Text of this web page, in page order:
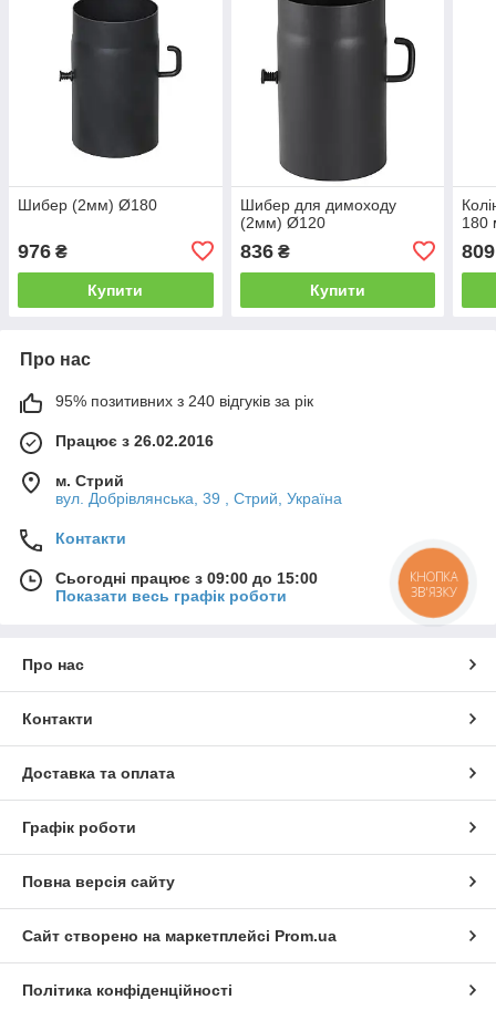
Шибер (2мм) Ø180
976 ₴
Купити
Шибер для димоходу
(2мм) Ø120
836₴
Купити
180
809
Про нас
95% позитивних з 240 відгуків за рік
Працює з 26.02.2016
м. Стрий
вул. Добрівлянська, 39 , Стрий, Україна
Контакти
Сьогодні працює з 09:00 до 15:00
Показати весь графік роботи
Про нас
Контакти
Доставка та оплата
Графік роботи
Повна версія сайту
Сайт створено на маркетплейсі Prom.ua
Політика конфіденційності
КНОПКА
ЗВ'ЯЗКУ